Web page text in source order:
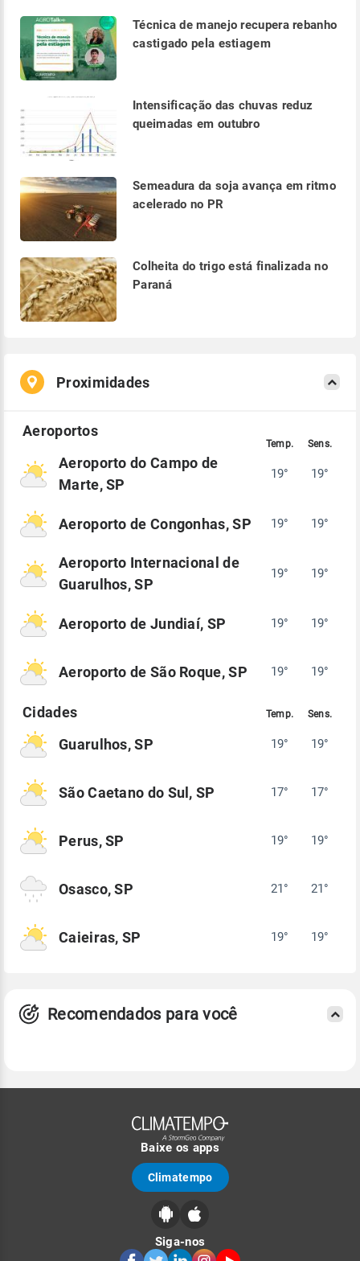
Técnica de manejo recupera rebanho
castigado pela estiagem
Intensificação das chuvas reduz
queimadas em outubro
Semeadura da soja avança em ritmo
acelerado no PR
Colheita do trigo está finalizada no
Paraná
Proximidades
Aeroporto do Campo de
Marte, SP
19° 19°
Aeroporto de Congonhas, SP 19° 19°
Aeroporto Internacional de
Guarulhos, SP
19° 19°
Aeroporto de Jundiaí, SP 19° 19°
Aeroporto de São Roque, SP 19° 19°
Guarulhos, SP 19° 19°
São Caetano do Sul, SP 17° 17°
Perus, SP 19° 19°
Osasco, SP 21° 21°
Caieiras, SP 19° 19°
Recomendados para você
Baixe os apps
Climatempo
Siga-nos